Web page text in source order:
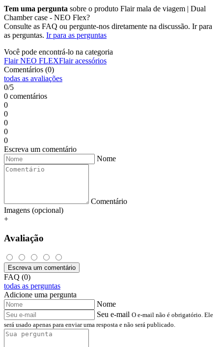
Tem uma pergunta sobre o produto Flair mala de viagem | Dual
Chamber case - NEO Flex?
Consulte as FAQ ou pergunte-nos diretamente na discussão. Ir para
as perguntas. Ir para as perguntas
Você pode encontrá-lo na categoria
Flair NEO FLEXFlair acessórios
Comentários (0)
todas as avaliações
0/5
0 comentários
0
0
0
0
0
Escreva um comentário
Nome
Comentário
Imagens (opcional)
+
Avaliação
Escreva um comentário
FAQ (0)
todas as perguntas
Adicione uma pergunta
Nome
Seu e-mail O e-mail não é obrigatório. Ele
será usado apenas para enviar uma resposta e não será publicado.